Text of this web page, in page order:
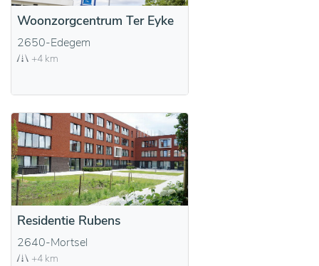
Woonzorgcentrum Ter Eyke
2650-Edegem
+4 km
Residentie Rubens
2640-Mortsel
+4 km